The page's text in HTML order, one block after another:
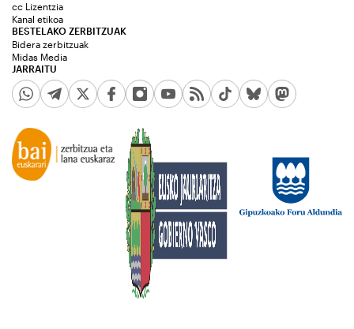
JARRAITU
cc Lizentzia
Kanal etikoa
BESTELAKO ZERBITZUAK
Bidera zerbitzuak
Midas Media